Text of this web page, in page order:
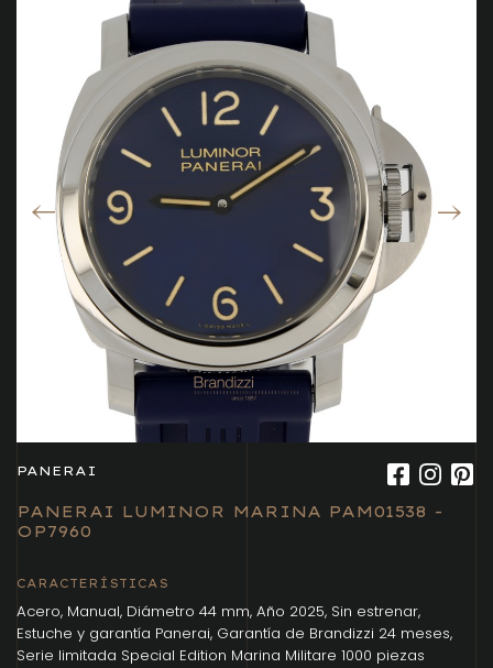
PANERAI
PANERAI LUMINOR MARINA PAM01538 -
OP7960
CARACTERÍSTICAS
Acero, Manual, Diámetro 44 mm, Año 2025, Sin estrenar,
Estuche y garantía Panerai, Garantía de Brandizzi 24 meses,
Serie limitada Special Edition Marina Militare 1000 piezas